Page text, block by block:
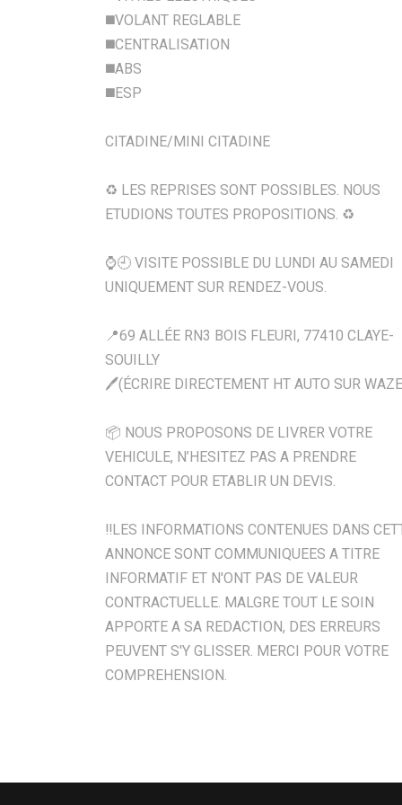
◼️VOLANT REGLABLE
◼️CENTRALISATION
◼️ABS
◼️ESP
CITADINE/MINI CITADINE
♻ LES REPRISES SONT POSSIBLES. NOUS
ETUDIONS TOUTES PROPOSITIONS. ♻
⌚️🕘 VISITE POSSIBLE DU LUNDI AU SAMEDI
UNIQUEMENT SUR RENDEZ-VOUS.
📍69 ALLÉE RN3 BOIS FLEURI, 77410 CLAYE-
SOUILLY
🖊️(ÉCRIRE DIRECTEMENT HT AUTO SUR
📦 NOUS PROPOSONS DE LIVRER VOTRE
VEHICULE, N’HESITEZ PAS A PRENDRE
CONTACT POUR ETABLIR UN DEVIS.
‼️LES INFORMATIONS CONTENUES DANS
ANNONCE SONT COMMUNIQUEES A TITRE
INFORMATIF ET N'ONT PAS DE VALEUR
CONTRACTUELLE. MALGRE TOUT LE SOIN
APPORTE A SA REDACTION, DES ERREURS
PEUVENT S'Y GLISSER. MERCI POUR VOTRE
COMPREHENSION.